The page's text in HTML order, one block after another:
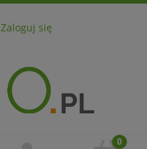
Zaloguj się